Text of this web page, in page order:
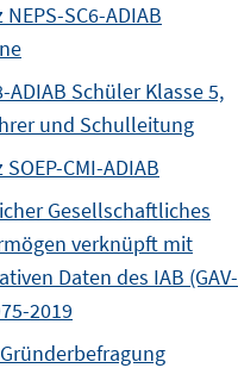
SC6-ADIAB
ADIAB Schüler Klasse 5,
und Schulleitung
CMI-ADIAB
Gesellschaftliches
verknüpft mit
Daten des IAB (GAV-
2019